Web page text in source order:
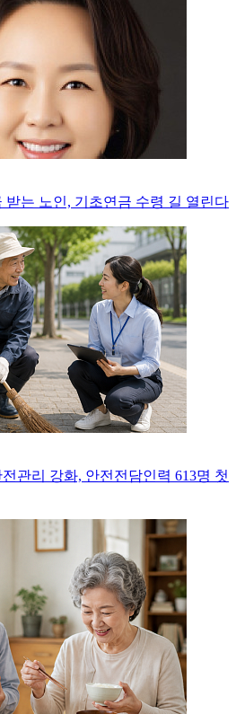
받는 노인, 기초연금 수령 길 열린다
관리 강화, 안전전담인력 613명 첫